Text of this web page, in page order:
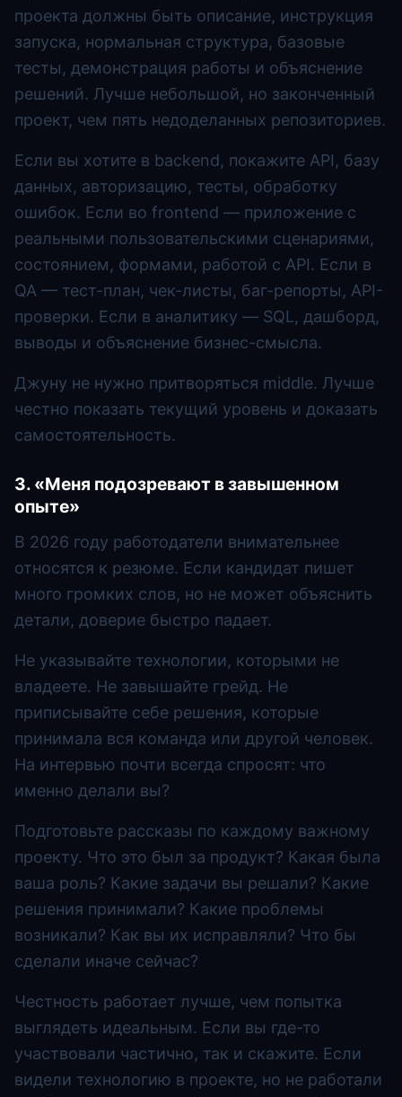
проекта должны быть описание, инструкция
запуска, нормальная структура, базовые
тесты, демонстрация работы и объяснение
решений. Лучше небольшой, но законченный
проект, чем пять недоделанных репозиториев.
Если вы хотите в backend, покажите API, базу
данных, авторизацию, тесты, обработку
ошибок. Если во frontend — приложение с
реальными пользовательскими сценариями,
состоянием, формами, работой с API. Если в
QA — тест-план, чек-листы, баг-репорты, API-
проверки. Если в аналитику — SQL, дашборд,
выводы и объяснение бизнес-смысла.
Джуну не нужно притворяться middle. Лучше
честно показать текущий уровень и доказать
самостоятельность.
3. «Меня подозревают в завышенном
опыте»
В 2026 году работодатели внимательнее
относятся к резюме. Если кандидат пишет
много громких слов, но не может объяснить
детали, доверие быстро падает.
Не указывайте технологии, которыми не
владеете. Не завышайте грейд. Не
приписывайте себе решения, которые
принимала вся команда или другой человек.
На интервью почти всегда спросят: что
именно делали вы?
Подготовьте рассказы по каждому важному
проекту. Что это был за продукт? Какая была
ваша роль? Какие задачи вы решали? Какие
решения принимали? Какие проблемы
возникали? Как вы их исправляли? Что бы
сделали иначе сейчас?
Честность работает лучше, чем попытка
выглядеть идеальным. Если вы где-то
участвовали частично, так и скажите. Если
видели технологию в проекте, но не работали